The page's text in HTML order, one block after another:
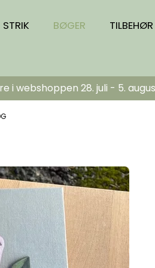
STRIK BØGER
i webshoppen 28. juli - 5.